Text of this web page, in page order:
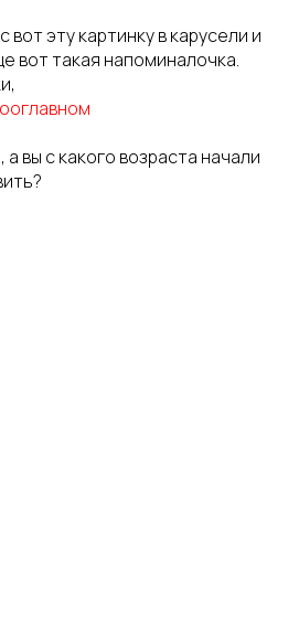
вот эту картинку в карусели и
вот такая напоминалочка.
вы с какого возраста начали